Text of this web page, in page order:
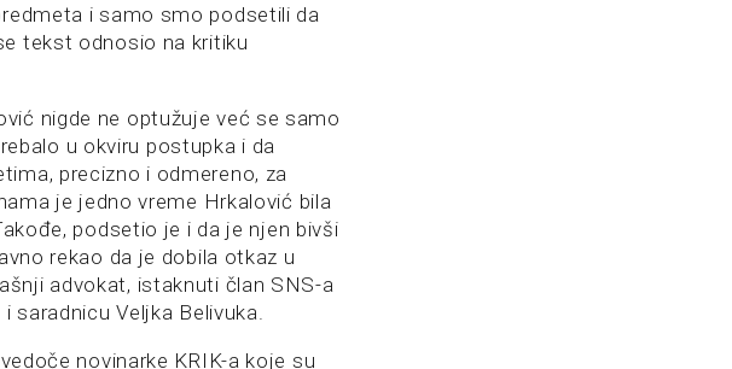
i samo smo podsetili da
tekst odnosio na kritiku
nigde ne optužuje već se samo
u okviru postupka i da
precizno i odmereno, za
je jedno vreme Hrkalović bila
podsetio je i da je njen bivši
rekao da je dobila otkaz u
advokat, istaknuti član SNS-a
Veljka Belivuka.
novinarke KRIK-a koje su